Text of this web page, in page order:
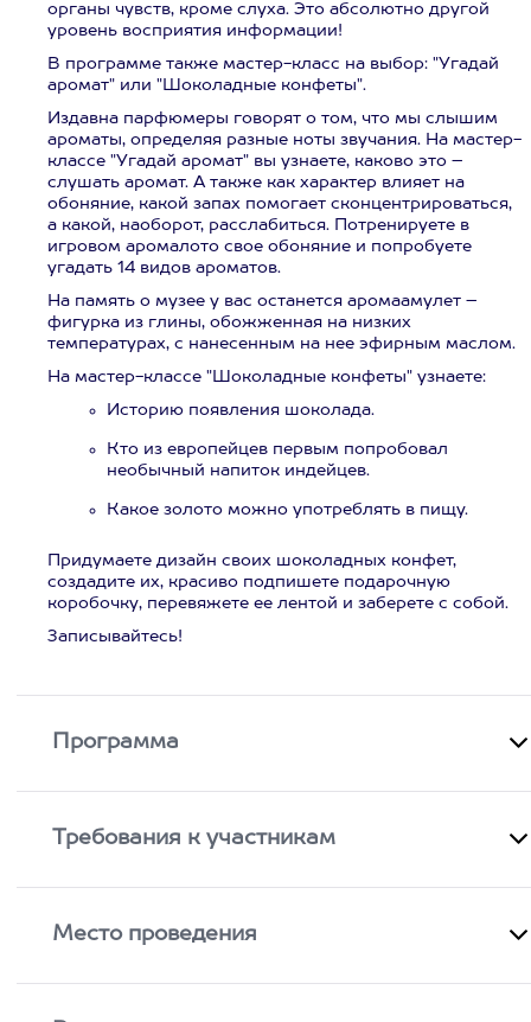
органы чувств, кроме слуха. Это абсолютно другой
уровень восприятия информации!
В программе также мастер-класс на выбор: "Угадай
аромат" или "Шоколадные конфеты".
Издавна парфюмеры говорят о том, что мы слышим
ароматы, определяя разные ноты звучания. На мастер-
классе "Угадай аромат" вы узнаете, каково это –
слушать аромат. А также как характер влияет на
обоняние, какой запах помогает сконцентрироваться,
а какой, наоборот, расслабиться. Потренируете в
игровом аромалото свое обоняние и попробуете
угадать 14 видов ароматов.
На память о музее у вас останется аромаамулет –
фигурка из глины, обожженная на низких
температурах, с нанесенным на нее эфирным маслом.
На мастер-классе "Шоколадные конфеты" узнаете:
Историю появления шоколада.
Кто из европейцев первым попробовал
необычный напиток индейцев.
Какое золото можно употреблять в пищу.
Придумаете дизайн своих шоколадных конфет,
создадите их, красиво подпишете подарочную
коробочку, перевяжете ее лентой и заберете с собой.
Записывайтесь!
Программа
Требования к участникам
Место проведения